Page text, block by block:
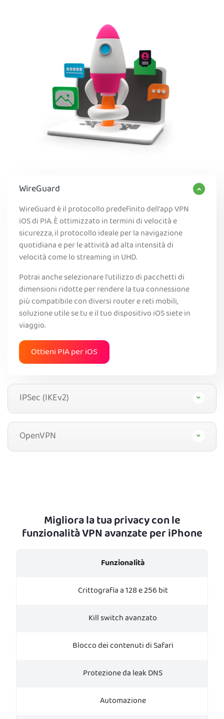
WireGuard
WireGuard è il protocollo predefinito dell'app VPN
iOS di PIA. È ottimizzato in termini di velocità e
sicurezza, il protocollo ideale per la navigazione
quotidiana e per le attività ad alta intensità di
velocità come lo streaming in UHD.
Potrai anche selezionare l'utilizzo di pacchetti di
dimensioni ridotte per rendere la tua connessione
più compatibile con diversi router e reti mobili,
soluzione utile se tu e il tuo dispositivo iOS siete in
viaggio.
Ottieni PIA per iOS
IPSec (IKEv2)
OpenVPN
Migliora la tua privacy con le
funzionalità VPN avanzate per iPhone
Funzionalità
Crittografia a 128 e 256 bit
Kill switch avanzato
Blocco dei contenuti di Safari
Protezione da leak DNS
Automazione